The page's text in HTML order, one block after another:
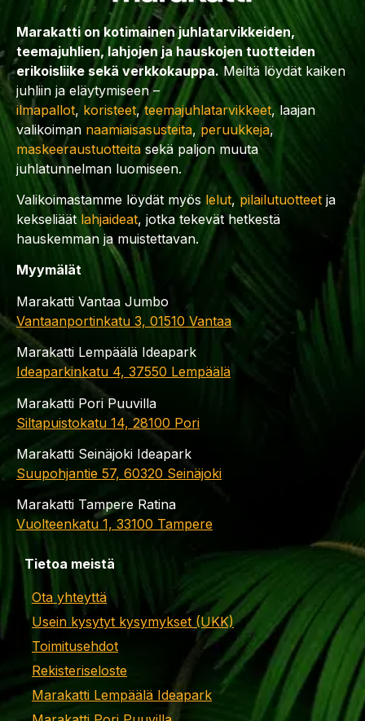
Marakatti on kotimainen juhlatarvikkeiden,
teemajuhlien, lahjojen ja hauskojen tuotteiden
erikoisliike sekä verkkokauppa. Meiltä löydät kaiken
juhliin ja eläytymiseen –
ilmapallot, koristeet,teemajuhlatarvikkeet, laajan
valikoiman naamiaisasusteita, peruukkeja,
maskeeraustuotteita sekä paljon muuta
juhlatunnelman luomiseen.
Valikoimastamme löydät myös lelut,pilailutuotteet ja
kekseliäät lahjaideat, jotka tekevät hetkestä
hauskemman ja muistettavan.
Myymälät
Marakatti Vantaa Jumbo
Vantaanportinkatu 3, 01510 Vantaa
Marakatti Lempäälä Ideapark
Ideaparkinkatu 4, 37550 Lempäälä
Marakatti Pori Puuvilla
Siltapuistokatu 14, 28100 Pori
Marakatti Seinäjoki Ideapark
Suupohjantie 57, 60320 Seinäjoki
Marakatti Tampere Ratina
Vuolteenkatu 1, 33100 Tampere
Tietoa meistä
Ota yhteyttä
Usein kysytyt kysymykset (UKK)
Toimitusehdot
Rekisteriseloste
Marakatti Lempäälä Ideapark